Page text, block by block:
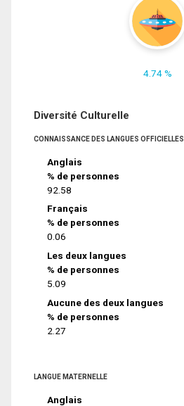
4.74 %
Diversité Culturelle
CONNAISSANCE DES LANGUES OFFICIELLES
Anglais
% de personnes
92.58
Français
% de personnes
0.06
Les deux langues
% de personnes
5.09
Aucune des deux langues
% de personnes
2.27
LANGUE MATERNELLE
Anglais